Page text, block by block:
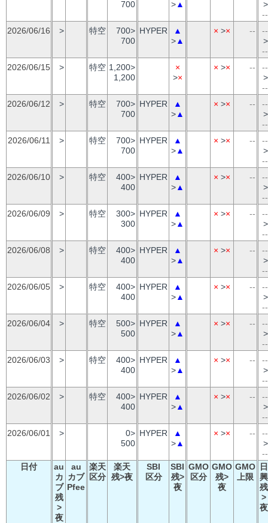
700 >▲
>
--
2026/06/16
> 特空
700>
700
HYPER
▲
>▲
× >× --
--
>
--
2026/06/15
> 特空 1,200>
1,200
×
>×
× >× --
--
>
--
2026/06/12
> 特空
700>
700
HYPER
▲
>▲
× >× --
--
>
--
2026/06/11
> 特空
700>
700
HYPER
▲
>▲
× >× --
--
>
--
2026/06/10
> 特空
400>
400
HYPER
▲
>▲
× >× --
--
>
--
2026/06/09
> 特空
300>
300
HYPER
▲
>▲
× >× --
--
>
--
2026/06/08
> 特空
400>
400
HYPER
▲
>▲
× >× --
--
>
--
2026/06/05
> 特空
400>
400
HYPER
▲
>▲
× >× --
--
>
--
2026/06/04
> 特空
500>
500
HYPER
▲
>▲
× >× --
--
>
--
2026/06/03
> 特空
400>
400
HYPER
▲
>▲
× >× --
--
>
--
2026/06/02
> 特空
400>
400
HYPER
▲
>▲
× >× --
--
>
--
2026/06/01
>
0>
500
HYPER
▲
>▲
× >× --
--
>
--
日付
au
カ
ブ
残
>
夜
au
カブ
Pfee
楽天
区分
楽天
残>夜
SBI
区分
SBI
残>
夜
GMO
区分
GMO
残>
夜
GMO
上限
日
興
残
>
夜